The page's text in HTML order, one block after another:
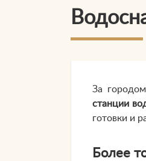
За
станции
готовки и
Более